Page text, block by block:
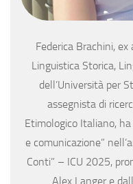
Federica Brachini,
Linguistica Storica,
dell’Università per
assegnista di
Etimologico Italiano,
e comunicazione”
Conti” – ICU 2025,
Alex Langer e